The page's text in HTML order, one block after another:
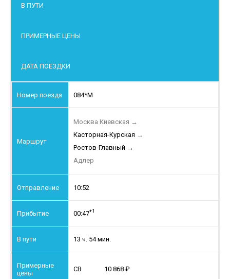
В ПУТИ
ПРИМЕРНЫЕ ЦЕНЫ
ДАТА ПОЕЗДКИ
084*М
Москва Киевская →
Касторная-Курская →
Ростов-Главный →
Адлер
10:52
00:47+1
13 ч. 54 мин.
СВ 10 868